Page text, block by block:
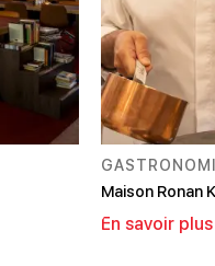
Maison Ronan
En savoir plus